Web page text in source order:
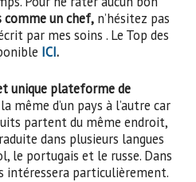
un chef, n’hésitez pas
par mes soins . Le Top des
ICI.
unique plateforme de
même d’un pays à l’autre car
partent du même endroit,
dans plusieurs langues
le portugais et le russe. Dans
intéressera particulièrement.